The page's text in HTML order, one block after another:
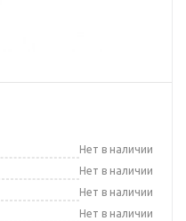
Нет в наличии
Нет в наличии
Нет в наличии
Нет в наличии